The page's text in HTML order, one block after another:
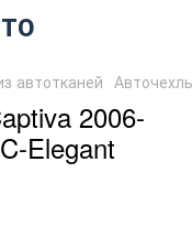
автотканей
2006-
Elegant